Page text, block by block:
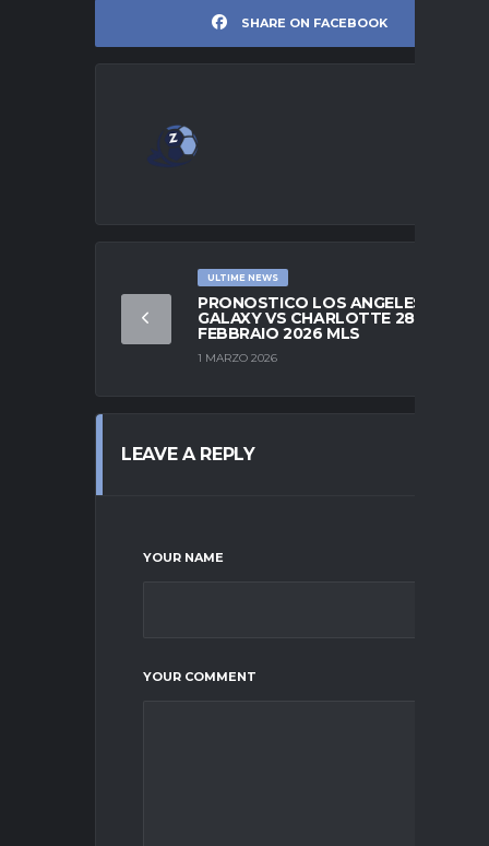
SHARE ON FACEBOOK
ULTIME NEWS
PRONOSTICO LOS ANGELES
GALAXY VS CHARLOTTE 28
FEBBRAIO 2026 MLS
1 MARZO 2026
LEAVE A REPLY
YOUR NAME
YOUR COMMENT